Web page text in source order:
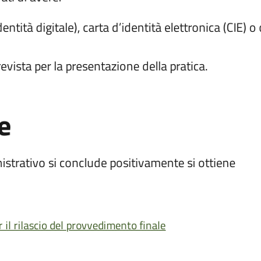
digitale), carta d’identità elettronica (CIE) o
per la presentazione della pratica.
si conclude positivamente si ottiene
il rilascio del provvedimento finale